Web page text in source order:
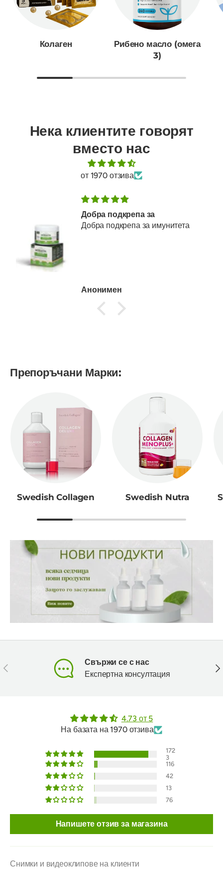
Колаген
Рибено масло (омега
3)
Нека клиентите говорят
вместо нас
от 1970 отзива
Добра подкрепа за
Добра подкрепа за имунитета
Анонимен
Препоръчани Марки:
Swedish Collagen Swedish Nutra
Предишен
Свържи се с нас
Експертна консултация
4.73 от 5
На базата на 1970 отзива
172
3
116
42
13
76
Напишете отзив за магазина
Снимки и видеоклипове на клиенти